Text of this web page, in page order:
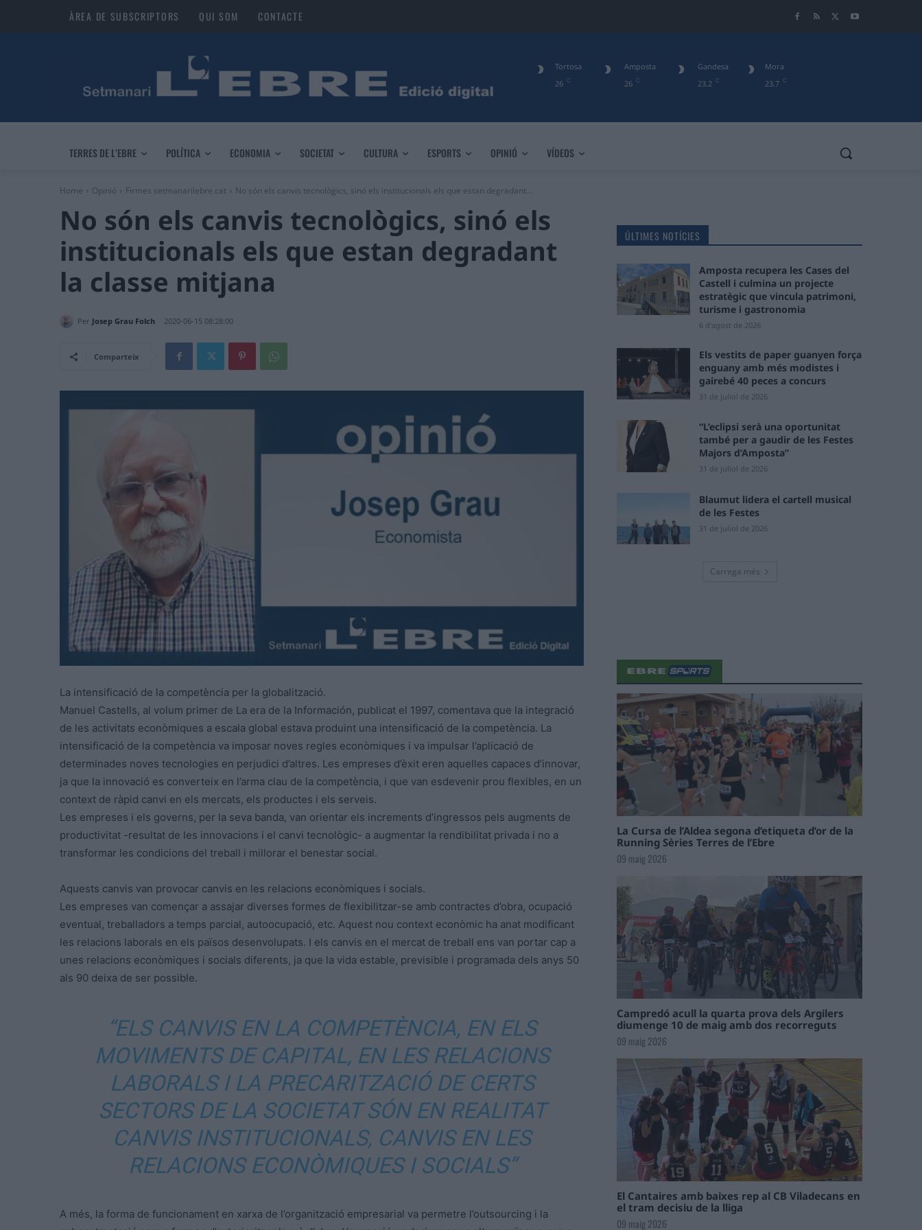
ÀREA DE SUBSCRIPTORS QUI SOM CONTACTE
26 C
Tortosa
26 C
Amposta
23.2 C
Gandesa
23.7 C
Mora
TERRES DE L’EBRE POLÍTICA ECONOMIA SOCIETAT CULTURA ESPORTS OPINIÓ VÍDEOS
Home Opinió Firmes setmanarilebre.cat No són els canvis tecnològics, sinó els institucionals els que estan degradant...
No són els canvis tecnològics, sinó els
institucionals els que estan degradant
la classe mitjana
Per Josep Grau Folch 2020-06-15 08:28:00
Comparteix
La intensificació de la competència per la globalització.
Manuel Castells, al volum primer de La era de la Información, publicat el 1997, comentava que la integració
de les activitats econòmiques a escala global estava produint una intensificació de la competència. La
intensificació de la competència va imposar noves regles econòmiques i va impulsar l’aplicació de
determinades noves tecnologies en perjudici d’altres. Les empreses d’èxit eren aquelles capaces d’innovar,
ja que la innovació es converteix en l’arma clau de la competència, i que van esdevenir prou flexibles, en un
context de ràpid canvi en els mercats, els productes i els serveis.
Les empreses i els governs, per la seva banda, van orientar els increments d’ingressos pels augments de
productivitat -resultat de les innovacions i el canvi tecnològic- a augmentar la rendibilitat privada i no a
transformar les condicions del treball i millorar el benestar social.
Aquests canvis van provocar canvis en les relacions econòmiques i socials.
Les empreses van començar a assajar diverses formes de flexibilitzar-se amb contractes d’obra, ocupació
eventual, treballadors a temps parcial, autoocupació, etc. Aquest nou context econòmic ha anat modificant
les relacions laborals en els països desenvolupats. I els canvis en el mercat de treball ens van portar cap a
unes relacions econòmiques i socials diferents, ja que la vida estable, previsible i programada dels anys 50
als 90 deixa de ser possible.
“ELS CANVIS EN LA COMPETÈNCIA, EN ELS
MOVIMENTS DE CAPITAL, EN LES RELACIONS
LABORALS I LA PRECARITZACIÓ DE CERTS
SECTORS DE LA SOCIETAT SÓN EN REALITAT
CANVIS INSTITUCIONALS, CANVIS EN LES
RELACIONS ECONÒMIQUES I SOCIALS”
A més, la forma de funcionament en xarxa de l’organització empresarial va permetre l’outsourcing i la
ÚLTIMES NOTÍCIES
Amposta recupera les Cases del
Castell i culmina un projecte
estratègic que vincula patrimoni,
turisme i gastronomia
6 d'agost de 2026
Els vestits de paper guanyen força
enguany amb més modistes i
gairebé 40 peces a concurs
31 de juliol de 2026
“L’eclipsi serà una oportunitat
també per a gaudir de les Festes
Majors d’Amposta”
31 de juliol de 2026
Blaumut lidera el cartell musical
de les Festes
31 de juliol de 2026
Carrega més
La Cursa de l’Aldea segona d’etiqueta d’or de la
Running Sèries Terres de l’Ebre
09 maig 2026
Campredó acull la quarta prova dels Argilers
diumenge 10 de maig amb dos recorreguts
09 maig 2026
El Cantaires amb baixes rep al CB Viladecans en
el tram decisiu de la lliga
09 maig 2026